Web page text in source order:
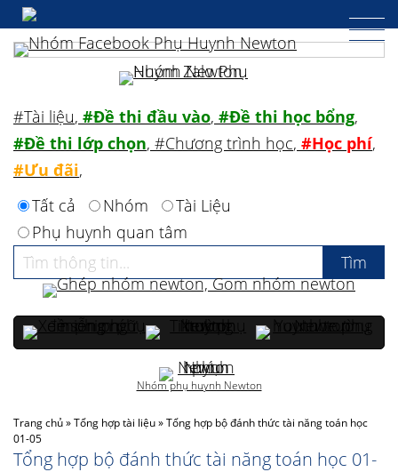
Trang chủ»Tổng hợp tài liệu»Tổng hợp bộ đánh thức tài năng toán học
01-05
Tổng hợp bộ đánh thức tài năng toán học 01-
#Tài liệu, #Đề thi đầu vào, #Đề thi học bổng,
#Đề thi lớp chọn, #Chương trình học, #Học phí,
#Ưu đãi,
Tất cả
Nhóm
Tài Liệu
Phụ huynh quan tâm
Nhóm phụ huynh Newton